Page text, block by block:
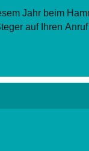
Jahr beim
auf Ihren